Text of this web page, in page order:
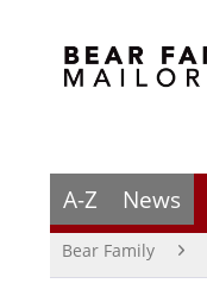
A-Z News
Bear Family